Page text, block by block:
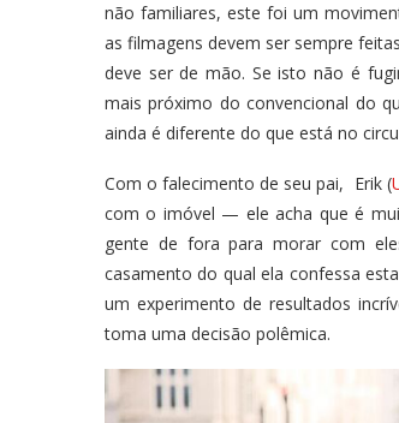
não familiares, este foi um
as filmagens devem ser sempre
deve ser de mão. Se isto não é
mais próximo do convencional do
ainda é diferente do que está no
Com o falecimento de seu pai, Erik (
com o imóvel — ele acha que é
gente de fora para morar com
casamento do qual ela confessa
um experimento de resultados
toma uma decisão polêmica.